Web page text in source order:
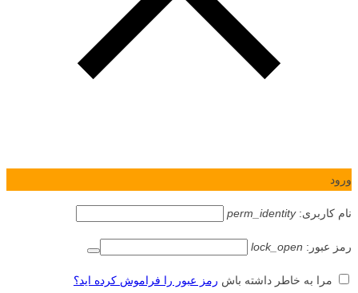
ورود
نام کاربری:perm_identity
رمز عبور: lock_open
مرا به خاطر داشته باش رمز عبور را فراموش کرده اید؟